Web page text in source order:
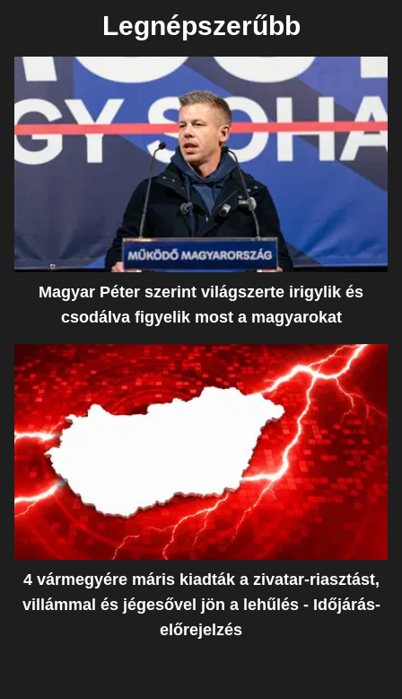
Legnépszerűbb
Magyar Péter szerint világszerte irigylik és
csodálva figyelik most a magyarokat
4 vármegyére máris kiadták a zivatar-riasztást,
villámmal és jégesővel jön a lehűlés - Időjárás-
előrejelzés